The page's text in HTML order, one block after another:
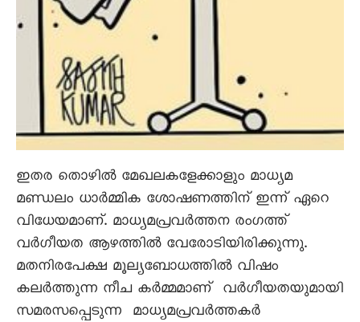
ഇതര തൊഴിൽ മേഖലകളേക്കാളും മാധ്യമ
മണ്ഡലം ധാർമ്മിക ശോഷണത്തിന് ഇന്ന് ഏറെ
വിധേയമാണ്. മാധ്യമപ്രവർത്തന രംഗത്ത്
വർഗീയത ആഴത്തിൽ വേരോടിയിരിക്കുന്നു.
മതനിരപേക്ഷ മൂല്യബോധത്തിൽ വിഷം
കലർത്തുന്ന നീച കർമ്മമാണ് വർഗീയതയുമായി
സമരസപ്പെടുന്ന മാധ്യമപ്രവർത്തകർ